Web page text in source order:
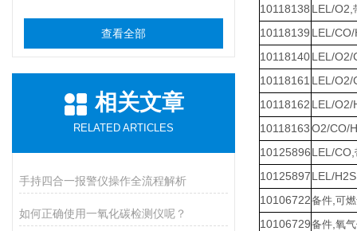
查看全部
相关文章
RELATED ARTICLES
手持四合一报警仪操作全流程解析
如何正确使用一氧化碳检测仪呢？
10118138 LEL/O2,
10118139 LEL/
10118140LEL/O2/
10118161 LEL/O2/
10118162 LEL/O2/
10118163O2/CO/
10125896LEL/CO,
10125897LEL/
10106722备件 可
10106729备件 氧